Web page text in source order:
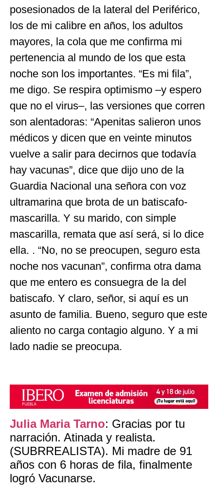
posesionados de la lateral del Periférico,
los de mi calibre en años, los adultos
mayores, la cola que me confirma mi
pertenencia al mundo de los que esta
noche son los importantes. “Es mi fila”,
me digo. Se respira optimismo –y espero
que no el virus–, las versiones que corren
son alentadoras: “Apenitas salieron unos
médicos y dicen que en veinte minutos
vuelve a salir para decirnos que todavía
hay vacunas”, dice que dijo uno de la
Guardia Nacional una señora con voz
ultramarina que brota de un batiscafo-
mascarilla. Y su marido, con simple
mascarilla, remata que así será, si lo dice
ella. . “No, no se preocupen, seguro esta
noche nos vacunan”, confirma otra dama
que me entero es consuegra de la del
batiscafo. Y claro, señor, si aquí es un
asunto de familia. Bueno, seguro que este
aliento no carga contagio alguno. Y a mi
lado nadie se preocupa.
Julia Maria Tarno: Gracias por tu
narración. Atinada y realista.
(SUBRREALISTA). Mi madre de 91
años con 6 horas de fila, finalmente
logró Vacunarse.